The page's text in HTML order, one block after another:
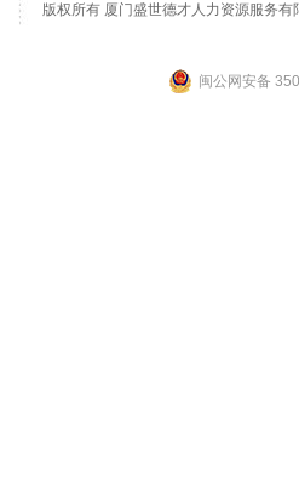
版权所有 厦门盛世德才人力资源服务
闽公网安备